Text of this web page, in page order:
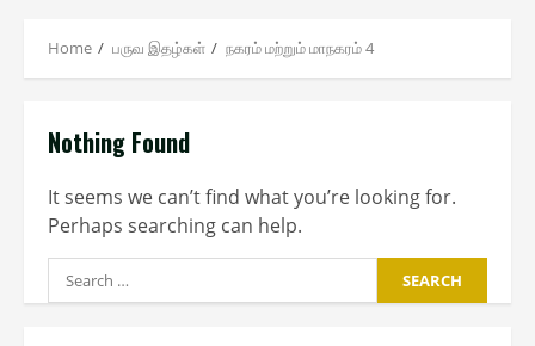
Home பருவ இதழ்கள் ந௧ரம் மற்றும் மாந௧ரம் 4
Nothing Found
It seems we can’t find what you’re looking for.
Perhaps searching can help.
Search
for: